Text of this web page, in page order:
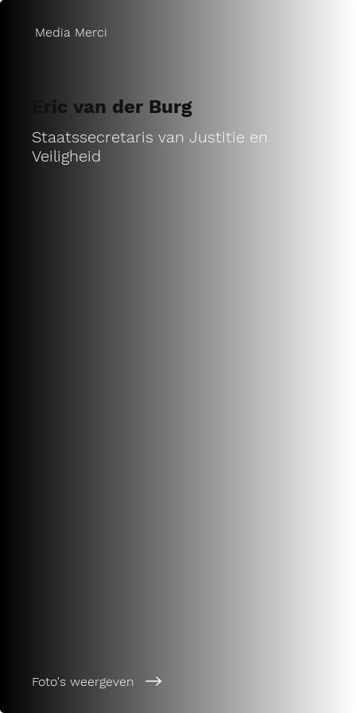
Staatssecretaris van Justitie en
Veiligheid
Eric van der Burg
Media Merci
Foto's weergeven